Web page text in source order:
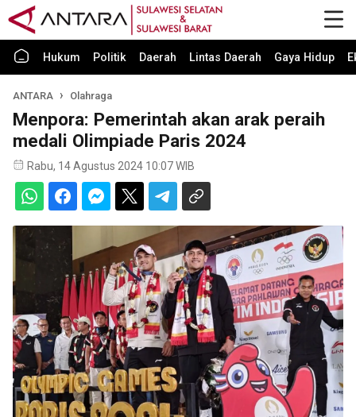
Hukum Politik Daerah Lintas Daerah Gaya Hidup
ANTARA Olahraga
Menpora: Pemerintah akan arak peraih
medali Olimpiade Paris 2024
Rabu, 14 Agustus 2024 10:07 WIB